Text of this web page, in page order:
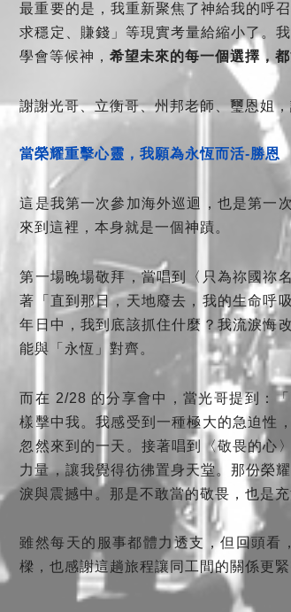
最重要的是，我重新聚焦了神給我的呼
求穩定、賺錢」等現實考量給縮小了。
學會等候神，希望未來的每一個選擇，
謝謝光哥、立衡哥、州邦老師、璽恩姐
當榮耀重擊心靈，我願為永恆而活-勝恩
這是我第一次參加海外巡迴，也是第一
來到這裡，本身就是一個神蹟。
第一場晚場敬拜，當唱到〈只為祢國祢
著「直到那日，天地廢去，我的生命呼
年日中，我到底該抓住什麼？我流淚悔
能與「永恆」對齊。
而在 2/28 的分享會中，當光哥提到：
樣擊中我。我感受到一種極大的急迫性
忽然來到的一天。接著唱到〈敬畏的心
力量，讓我覺得彷彿置身天堂。那份榮
淚與震撼中。那是不敢當的敬畏，也是充
雖然每天的服事都體力透支，但回頭
樑，也感謝這趟旅程讓同工間的關係更